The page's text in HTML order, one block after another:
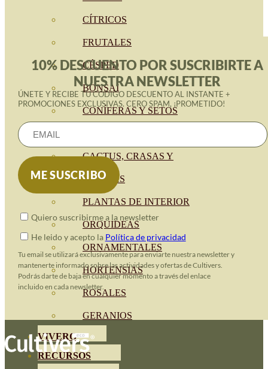
CÍTRICOS
FRUTALES
CÉSPED
BONSAI
CONÍFERAS Y SETOS
CACTUS, CRASAS Y
SUCULENTAS
PLANTAS DE INTERIOR
ORQUIDEAS
ORNAMENTALES
HORTENSIAS
ROSALES
GERANIOS
VIVERO
RECURSOS
10% DESCUENTO POR SUSCRIBIRTE A
NUESTRA NEWSLETTER
ÚNETE Y RECIBE TU CÓDIGO DESCUENTO AL INSTANTE +
PROMOCIONES EXCLUSIVAS. CERO SPAM, ¡PROMETIDO!
Quiero suscribirme a la newsletter
He leido y acepto la Política de privacidad
Tu email se utilizará exclusivamente para enviarte nuestra newsletter y
mantenerte informado sobre las actividades y ofertas de Cultivers.
Podrás darte de baja en cualquier momento a través del enlace
incluido en cada newsletter.